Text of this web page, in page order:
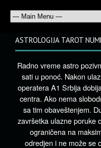
ASTROLOGIJA TAROT
Radno vreme astro
sati u ponoć. Nakon
operatera A1 Srbija
centra. Ako nema
sa tim obaveštenjem.
završetka ulazne poruke
ograničena na
odredjen i ne može se